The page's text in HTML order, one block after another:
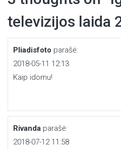
televizijos laida
Pliadisfoto parašė:
2018-05-11 12:13
Kaip idomu!
Rivanda parašė:
2018-07-12 11:58